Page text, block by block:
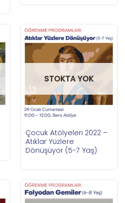
STOKTA YOK
Çocuk Atölyeleri 2022 –
Atıklar Yüzlere
Dönüşüyor (5-7 Yaş)